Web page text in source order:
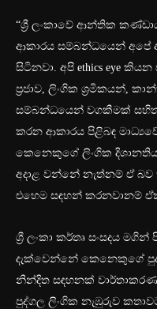
“ශ්‍රී ලංකාවේ ආන්තික
ආකාරය සම්බන්ධයෙන්
සිටිනවා. අපි ethics eye
ප්‍රජාව, ලිංගික ශ්‍රමිකයන්,
සම්බන්ධයෙන් වගකීමක් සහිත
කරන ආකාරය පිළිබඳ
කෙනෙකුගේ ලිංගික දිශානතිය
අදාළ වන්නේ නැත්නම් ඒ
එහෙම සඳහන් කරනවානම් ඒක
ශ්‍රී ලංකා කර්තෘ සංසදය
දැක්වෙන්නේ කෙනෙකුගේ
නින්දිත සඳහනක්
පුද්ගල ලිංගික නැඹුරුව